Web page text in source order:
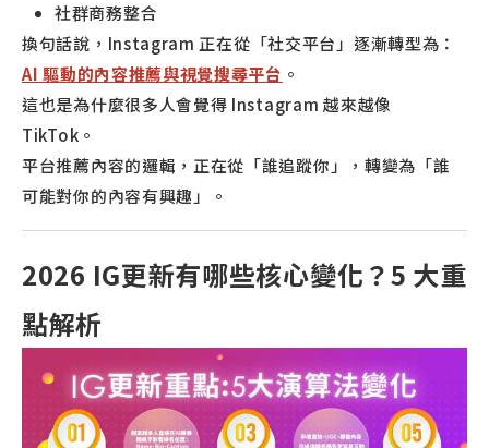
社群商務整合
換句話說，Instagram 正在從「社交平台」逐漸轉型為：
AI 驅動的內容推薦與視覺搜尋平台 。
這也是為什麼很多人會覺得 Instagram 越來越像
TikTok。
平台推薦內容的邏輯，正在從「誰追蹤你」，轉變為「誰
可能對你的內容有興趣」。
2026 IG更新有哪些核心變化？5 大重
點解析